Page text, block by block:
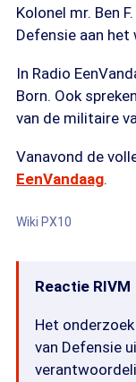
Kolonel mr. Ben
Defensie aan het
In Radio
Born. Ook
van de militaire
Vanavond de
EenVandaag.
Wiki PX10
Reactie RIVM
Het
van Defensie